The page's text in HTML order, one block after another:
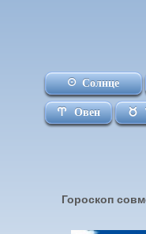
Солнце
Овен
Гороскоп